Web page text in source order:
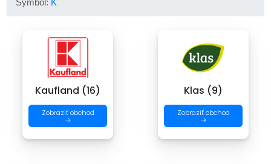
Kaufland (16)
Zobraziť obchod
→
Klas (9)
Zobraziť obchod
→